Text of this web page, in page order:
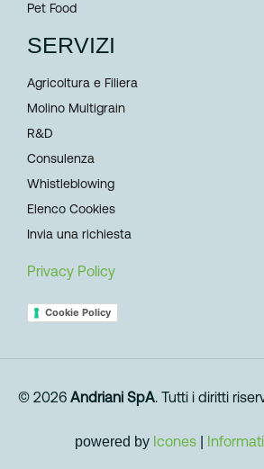
Pet Food
SERVIZI
Agricoltura e Filiera
Molino Multigrain
R&D
Consulenza
Whistleblowing
Elenco Cookies
Invia una richiesta
Privacy Policy
Cookie Policy
© 2026 Andriani SpA. Tutti i diritti
powered by Icones|